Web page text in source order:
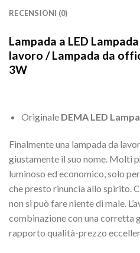
RECENSIONI (0)
Lampada a LED
lavoro / Lampada da
3W
Originale DEMA LED
Finalmente una lampada da
giustamente il suo nome. Molti
luminoso ed economico, solo
che presto rinuncia allo spirito.
non si può fare niente di male.
combinazione con una corretta
rapporto qualità-prezzo